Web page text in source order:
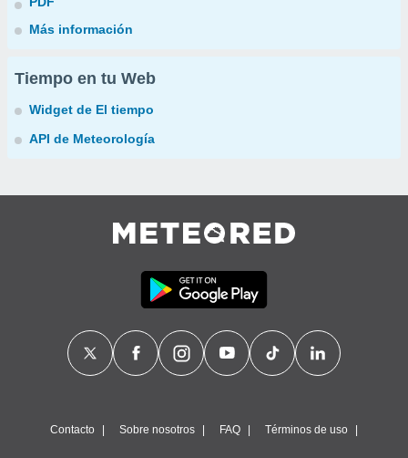
Más información
Tiempo en tu Web
Widget de El tiempo
API de Meteorología
Contacto Sobre nosotros FAQ Términos de uso